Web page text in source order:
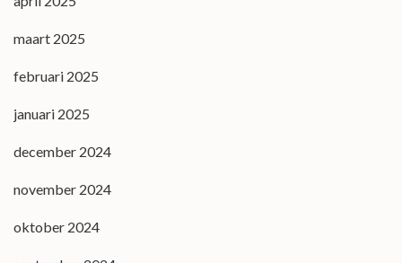
maart 2025
februari 2025
januari 2025
december 2024
november 2024
oktober 2024